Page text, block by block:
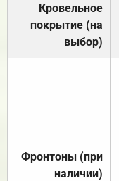
Кровельное
покрытие (на
выбор)
Фронтоны (при
наличии)